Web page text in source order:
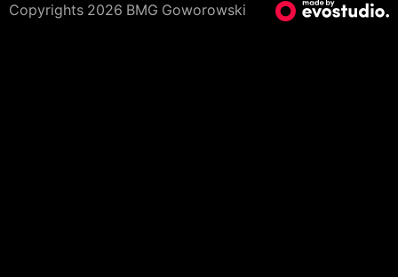
Copyrights 2026 BMG Goworowski